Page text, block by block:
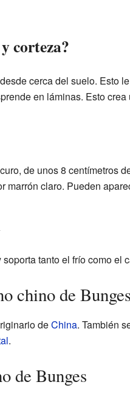
corteza?
cerca del suelo. Esto
en láminas. Esto
de unos 8 centímetros
marrón claro. Pueden
tanto el frío como el
chino de
deChina. También
.
de Bunges